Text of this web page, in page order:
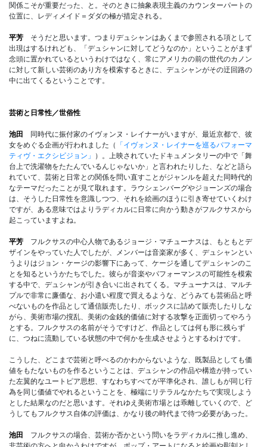
関係こそが重要だった、と。そのときに抽象表現主義のカウンターパートの
位置に、レディメイド＝ダダの極が措定される。
平芳 そうだと思います。つまりデュシャンはあくまで参照される項として
出現はするけれども、「デュシャンに対してどうなのか」ということがまず
念頭に置かれているというわけではなく、常にアメリカの前の世代のカノン
に対して新しい芸術のあり方を模索するときに、デュシャンがその迂回路の
中に出てくるということです。
芸術と日常性／世俗性
池田 同時代に振付家のイヴォンヌ・レイナーがいますが、最近京都で、彼
女をめぐる企画が行われました（ 「イヴォンヌ・レイナーを巡るパフォーマ
ティヴ・エクシビジョン」 ）。上映されていたドキュメンタリーの中で「舞
台上で洗濯物をたたんでいるんじゃないか」と言われたりした、などと語ら
れていて、芸術と日常との関係を問い直すことがジャンルを超えた同時代的
なテーマだったことが見て取れます。ラウシェンバーグやジョーンズの場合
は、そうした日常性を意識しつつ、それを絵画のほうに引き寄せていくわけ
ですが、ある意味ではよりラディカルに日常に向かう動きがフルクサスから
起こっていますよね。
平芳 フルクサスの中心人物であるジョージ・マチューナスは、もともとデ
ザインをやっていた人でしたが、メンバーは音楽家が多く、デュシャンとい
うよりはジョン・ケージの影響下にあって、ケージを通してデュシャンのこ
とを知るというかたちでした。彼らが音楽やパフォーマンスの可能性を模索
する中で、デュシャンが引き合いに出されてくる。マチューナスは、マルチ
プルで非常に廉価な、お小遣い程度で買えるような、どうみても芸術品と呼
べないものを作品として通信販売したり、ボックスに詰めて販売したりしな
がら、美術市場の撹乱、美術の金銭的価値に対する攻撃を正面切ってやろう
とする。フルクサスの名前がそうですけど、作品としては何も形に残らず
に、つねに流動している状態の中で何かを生成させようとするわけです。
こうした、どこまで芸術と呼べるのかわからないような、既製品としても価
値をもたないものを作るということは、デュシャンの作品や構造が持ってい
た左翼的なユートピア思想、すなわちすべてが平準化され、誰しもが同じ行
為を同じ価値でやれるということを、極端にリテラルなかたちで実現しよう
とした結果なのだと思います。それゆえ美術市場とは乖離していくので、ど
うしてもフルクサス自体の評価は、かなり後の時代まで待つ必要があった。
池田 フルクサスの場合、芸術か否かという問いをラディカルに推し進め、